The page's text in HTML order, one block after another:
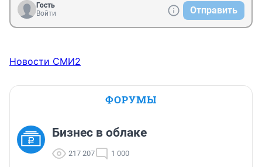
Гость
Войти
Отправить
Новости СМИ2
ФОРУМЫ
Бизнес в облаке
217 207 1 000